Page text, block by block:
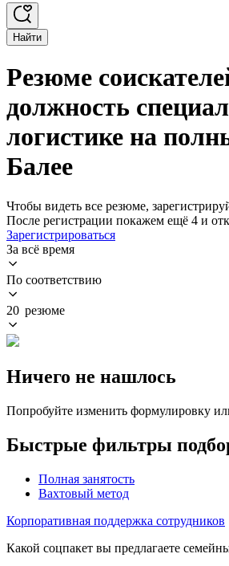
Найти
Резюме
должность
логистике на
Балее
Чтобы видеть все резюме,
После регистрации покажем ещё 4 и
Зарегистрироваться
За всё время
По соответствию
20 резюме
Ничего не нашлось
Попробуйте изменить формулировку
Быстрые фильтры
Полная занятость
Вахтовый метод
Корпоративная поддержка сотрудников
Какой соцпакет вы предлагаете